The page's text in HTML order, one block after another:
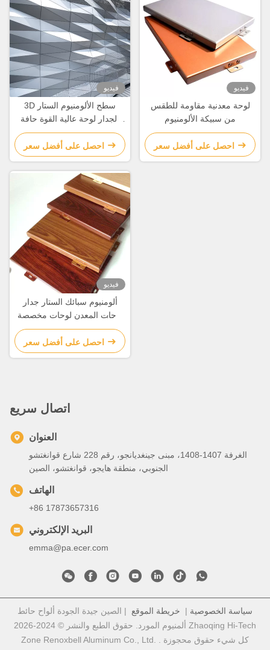
فيديو
3D سطح الألومنيوم الستار
الجدار لوحة عالية القوة حافة
مخصصة
احصل على أفضل سعر
فيديو
لوحة معدنية مقاومة للطقس
من سبيكة الألومنيوم
احصل على أفضل سعر
فيديو
ألومنيوم سبائك الستار جدار
لوحات المعدن لوحات مخصصة
الحافة
احصل على أفضل سعر
اتصال سريع
العنوان
الغرفة 1407-1408، مبنى جينغديانجو، رقم 228 شارع قوانغتشو
الجنوبي، منطقة هايجو، قوانغتشو، الصين
الهاتف
+86 17873657316
البريد الإلكتروني
emma@pa.ecer.com
سياسة الخصوصية | خريطة الموقع | الصين جيدة الجودة ألواح حائط
ألمنيوم المورد. حقوق الطبع والنشر © 2024-2026 Zhaoqing Hi-Tech
Zone Renoxbell Aluminum Co., Ltd. . كل شيء حقوق محجوزة